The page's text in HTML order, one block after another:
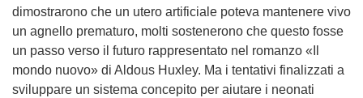
dimostrarono che un utero artificiale poteva mantenere vivo
un agnello prematuro, molti sostenerono che questo fosse
un passo verso il futuro rappresentato nel romanzo «Il
mondo nuovo» di Aldous Huxley. Ma i tentativi finalizzati a
sviluppare un sistema concepito per aiutare i neonati